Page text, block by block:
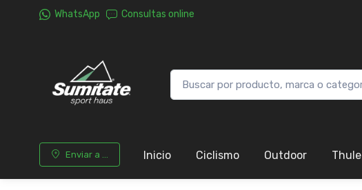
WhatsApp Consultas online
Enviar a ... Inicio Ciclismo Outdoor Thule